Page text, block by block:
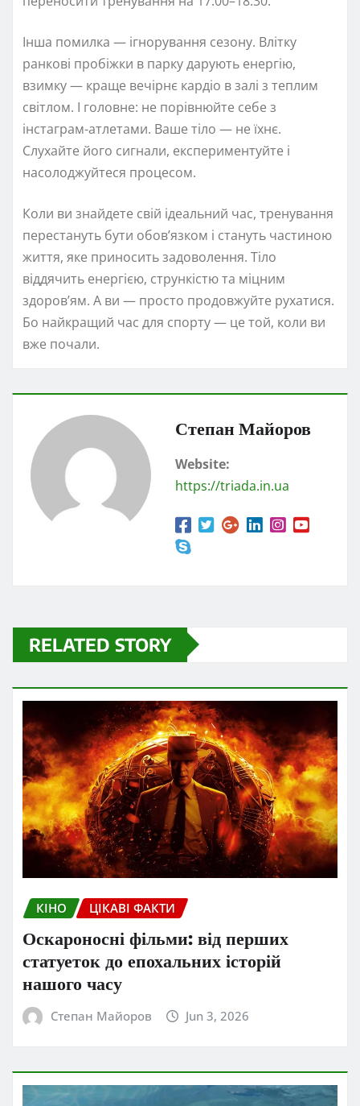
Інша помилка — ігнорування сезону. Влітку
ранкові пробіжки в парку дарують енергію,
взимку — краще вечірнє кардіо в залі з теплим
світлом. І головне: не порівнюйте себе з
інстаграм-атлетами. Ваше тіло — не їхнє.
Слухайте його сигнали, експериментуйте і
насолоджуйтеся процесом.
Коли ви знайдете свій ідеальний час, тренування
перестануть бути обов’язком і стануть частиною
життя, яке приносить задоволення. Тіло
віддячить енергією, стрункістю та міцним
здоров’ям. А ви — просто продовжуйте рухатися.
Бо найкращий час для спорту — це той, коли ви
вже почали.
Степан Майоров
Website:
https://triada.in.ua
RELATED STORY
КІНО ЦІКАВІ ФАКТИ
Оскароносні фільми: від перших
статуеток до епохальних історій
нашого часу
Степан Майоров Jun 3, 2026